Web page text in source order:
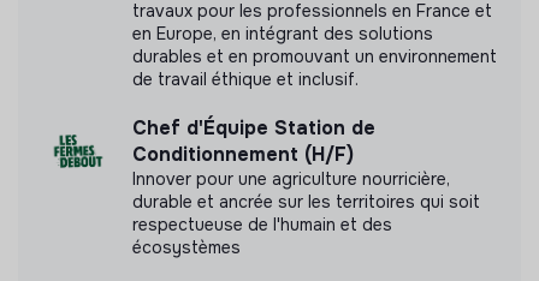
Cette structure n'a pas souhaité nous
communiquer les labels ou certifications qu'elle a
pu obtenir.
Documents
travaux pour les professionnels en France et
en Europe, en intégrant des solutions
durables et en promouvant un environnement
de travail éthique et inclusif.
Chef d'Équipe Station de
Conditionnement (H/F)
Innover pour une agriculture nourricière,
durable et ancrée sur les territoires qui soit
respectueuse de l'humain et des
écosystèmes